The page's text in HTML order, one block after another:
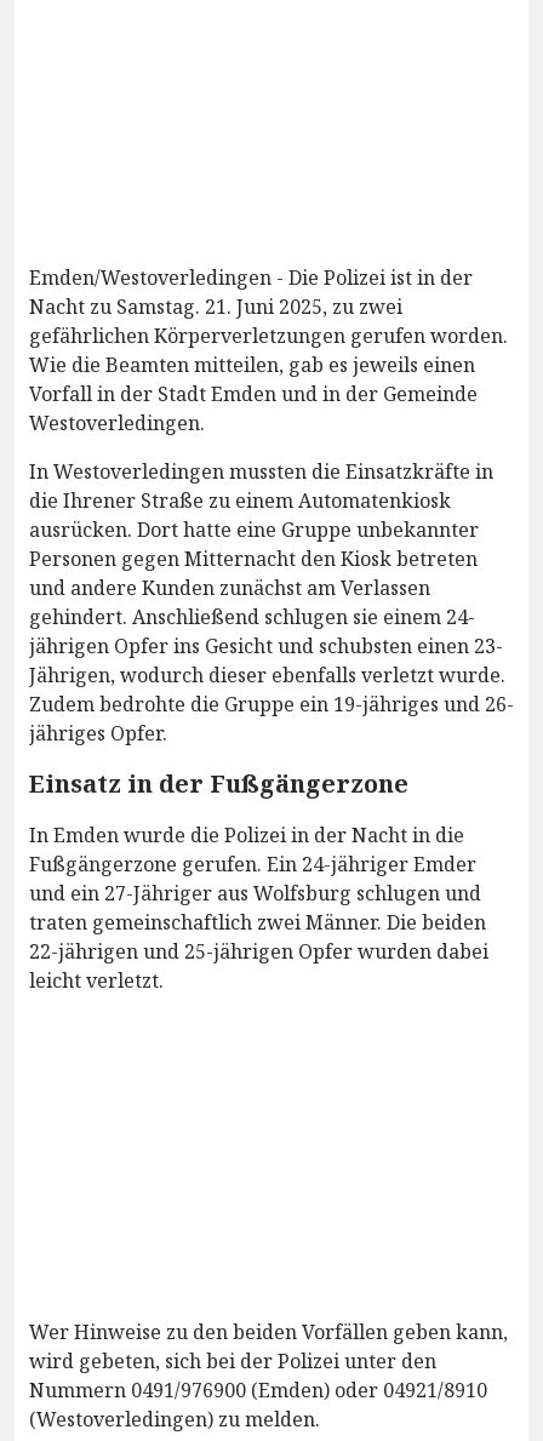
Emden/Westoverledingen - Die Polizei ist in der
Nacht zu Samstag. 21. Juni 2025, zu zwei
gefährlichen Körperverletzungen gerufen worden.
Wie die Beamten mitteilen, gab es jeweils einen
Vorfall in der Stadt Emden und in der Gemeinde
Westoverledingen.
In Westoverledingen mussten die Einsatzkräfte in
die Ihrener Straße zu einem Automatenkiosk
ausrücken. Dort hatte eine Gruppe unbekannter
Personen gegen Mitternacht den Kiosk betreten
und andere Kunden zunächst am Verlassen
gehindert. Anschließend schlugen sie einem 24-
jährigen Opfer ins Gesicht und schubsten einen 23-
Jährigen, wodurch dieser ebenfalls verletzt wurde.
Zudem bedrohte die Gruppe ein 19-jähriges und 26-
jähriges Opfer.
Einsatz in der Fußgängerzone
In Emden wurde die Polizei in der Nacht in die
Fußgängerzone gerufen. Ein 24-jähriger Emder
und ein 27-Jähriger aus Wolfsburg schlugen und
traten gemeinschaftlich zwei Männer. Die beiden
22-jährigen und 25-jährigen Opfer wurden dabei
leicht verletzt.
Wer Hinweise zu den beiden Vorfällen geben kann,
wird gebeten, sich bei der Polizei unter den
Nummern 0491/976900 (Emden) oder 04921/8910
(Westoverledingen) zu melden.